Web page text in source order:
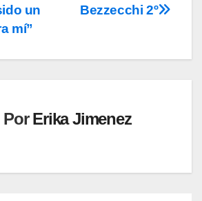
Bezzecchi 2º
un
mí”
PorErika Jimenez